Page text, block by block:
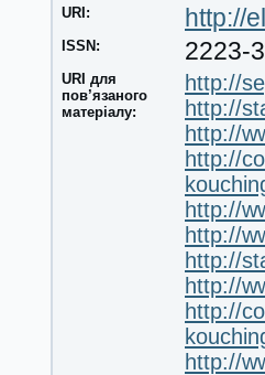
URI: http://
ISSN: 2223-
URI для
пов’язаного
матеріалу:
http://
http://
http://
http://
http://
http://
http://
http://
http://
http://